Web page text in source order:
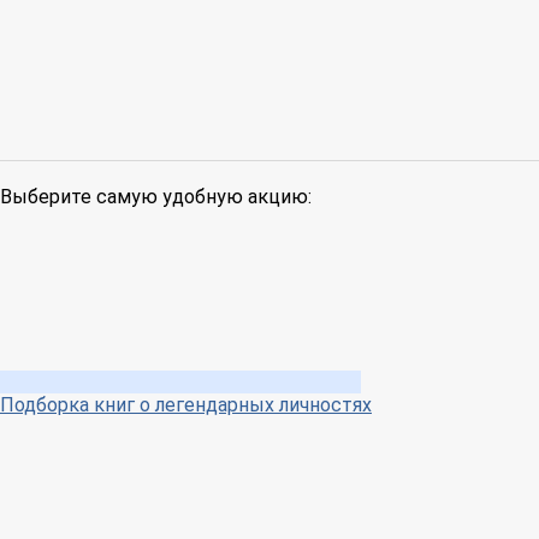
Выберите самую удобную акцию:
Подборка книг о легендарных личностях